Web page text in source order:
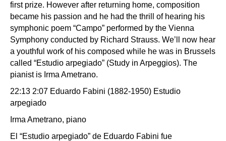
first prize. However after returning home, composition
became his passion and he had the thrill of hearing his
symphonic poem “Campo” performed by the Vienna
Symphony conducted by Richard Strauss. We’ll now hear
a youthful work of his composed while he was in Brussels
called “Estudio arpegiado” (Study in Arpeggios). The
pianist is Irma Ametrano.
22:13 2:07 Eduardo Fabini (1882-1950) Estudio
arpegiado
Irma Ametrano, piano
El “Estudio arpegiado” de Eduardo Fabini fue